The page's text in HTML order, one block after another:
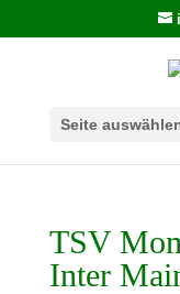
Seite
TSV
Inter